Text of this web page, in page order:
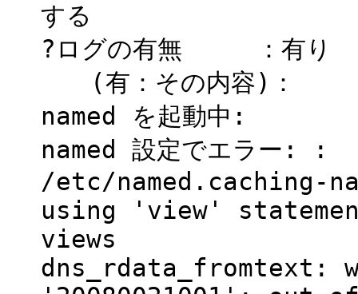
する
?ログの有無 ：有り
(有：その内容)：
named を起動中:
named 設定でエラー: :
/etc/named.caching-
using 'view'
views
dns_rdata_fromtext: